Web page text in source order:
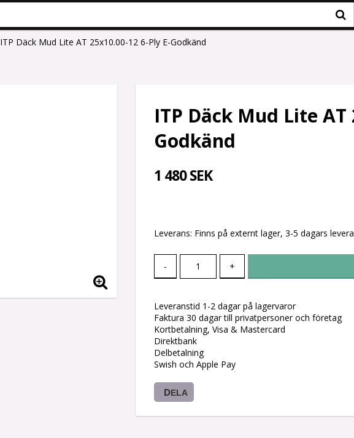
ITP Däck Mud Lite AT 25x10.00-12 6-Ply E-Godkänd
ITP Däck Mud Lite AT
Godkänd
1 480 SEK
Leverans: Finns på externt lager, 3-5 dagars
- +
Leveranstid 1-2 dagar på lagervaror
Faktura 30 dagar till privatpersoner och företag
Kortbetalning, Visa & Mastercard
Direktbank
Delbetalning
Swish och Apple Pay
DELA